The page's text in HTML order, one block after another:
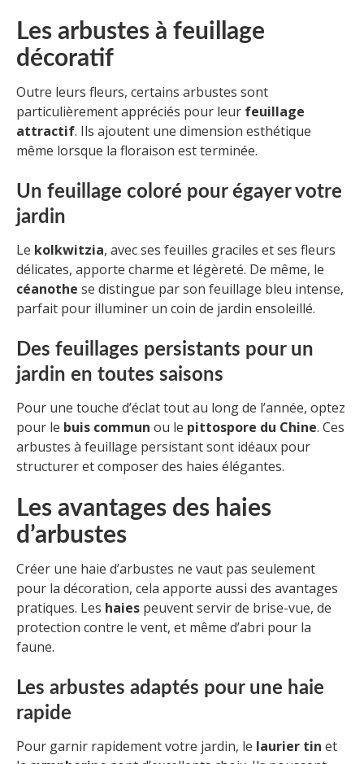
Les arbustes à feuillage
décoratif
Outre leurs fleurs, certains arbustes sont
particulièrement appréciés pour leur feuillage
attractif. Ils ajoutent une dimension esthétique
même lorsque la floraison est terminée.
Un feuillage coloré pour égayer votre
jardin
Le kolkwitzia, avec ses feuilles graciles et ses fleurs
délicates, apporte charme et légèreté. De même, le
céanothe se distingue par son feuillage bleu intense,
parfait pour illuminer un coin de jardin ensoleillé.
Des feuillages persistants pour un
jardin en toutes saisons
Pour une touche d’éclat tout au long de l’année, optez
pour le buis commun ou le pittospore du Chine. Ces
arbustes à feuillage persistant sont idéaux pour
structurer et composer des haies élégantes.
Les avantages des haies
d’arbustes
Créer une haie d’arbustes ne vaut pas seulement
pour la décoration, cela apporte aussi des avantages
pratiques. Les haies peuvent servir de brise-vue, de
protection contre le vent, et même d’abri pour la
faune.
Les arbustes adaptés pour une haie
rapide
Pour garnir rapidement votre jardin, le laurier tin et